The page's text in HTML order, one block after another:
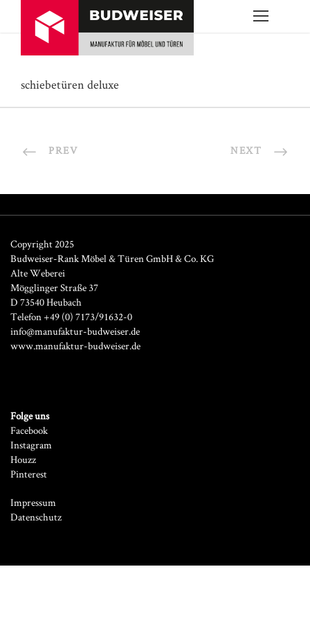
schiebetüren deluxe
PREV NEXT
Copyright 2025
Budweiser-Rank Möbel & Türen GmbH & Co. KG
Alte Weberei
Mögglinger Straße 37
D 73540 Heubach
Telefon +49 (0) 7173/91632-0
info@manufaktur-budweiser.de
www.manufaktur-budweiser.de
Folge uns
Facebook
Instagram
Houzz
Pinterest
Impressum
Datenschutz